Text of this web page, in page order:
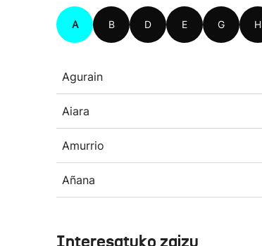
A B D E G H
Agurain
Aiara
Amurrio
Añana
Interesatuko zaizu